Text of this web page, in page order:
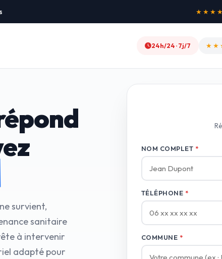
★★★★★
24h/24 · 7j/7
survient,
sanitaire
à intervenir
adapté pour
NOM COMPLET *
TÉLÉPHONE *
COMMUNE *